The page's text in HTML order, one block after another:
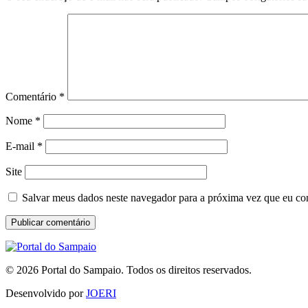
Comentário *
Nome *
E-mail *
Site
Salvar meus dados neste navegador para a próxima vez que eu
© 2026 Portal do Sampaio. Todos os direitos reservados.
Desenvolvido porJOERI